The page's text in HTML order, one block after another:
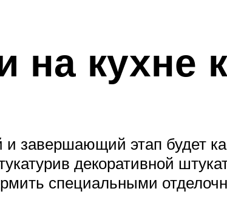
кухне
завершающий этап будет
декоративной
специальными